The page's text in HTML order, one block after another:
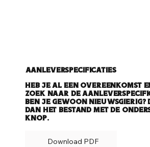
Aanleverspecificaties
Heb je al een overeenkomst
zoek naar de
ben je gewoon nieuwsgierig?
dan het bestand met de
knop.
Download PDF